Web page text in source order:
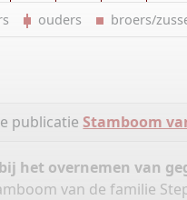
ouders broers/
publicatieStamboom
het overnemen van
van de familie